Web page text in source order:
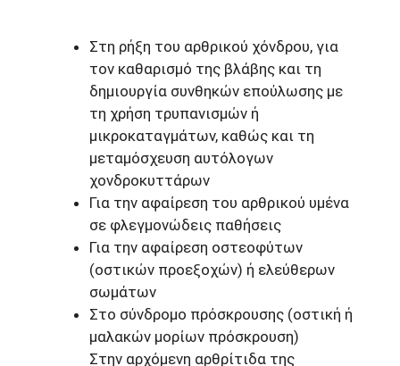
Στη ρήξη του αρθρικού χόνδρου, για
τον καθαρισμό της βλάβης και τη
δημιουργία συνθηκών επούλωσης με
τη χρήση τρυπανισμών ή
μικροκαταγμάτων, καθώς και τη
μεταμόσχευση αυτόλογων
χονδροκυττάρων
Για την αφαίρεση του αρθρικού υμένα
σε φλεγμονώδεις παθήσεις
Για την αφαίρεση οστεοφύτων
(οστικών προεξοχών) ή ελεύθερων
σωμάτων
Στο σύνδρομο πρόσκρουσης (οστική ή
μαλακών μορίων πρόσκρουση)
Στην αρχόμενη αρθρίτιδα της